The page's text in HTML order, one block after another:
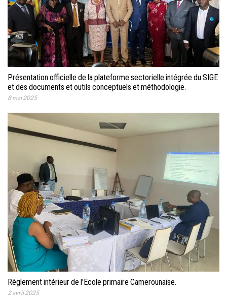
Présentation officielle de la plateforme sectorielle intégrée du SIGE
et des documents et outils conceptuels et méthodologie.
8 mai 2025
Règlement intérieur de l'Ecole primaire Camerounaise.
2 avril 2025